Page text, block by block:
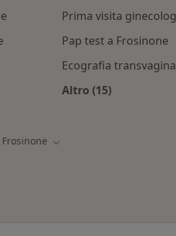
Prima visita
Pap test a Frosinone
Ecografia
Altro (15)
città
Frosinone Cambia città